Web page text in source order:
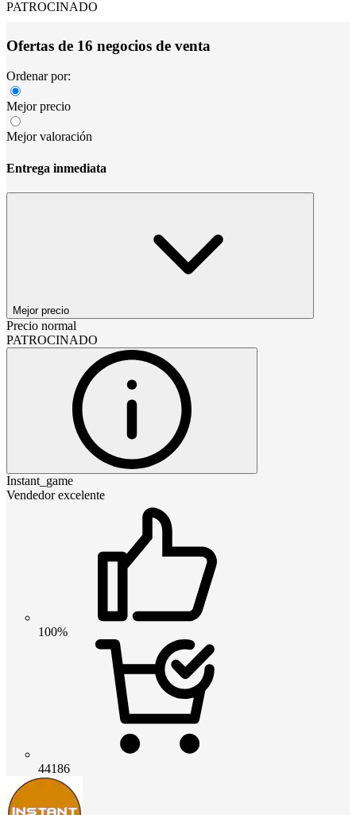
PATROCINADO
Ofertas de 16 negocios de venta
Ordenar por:
Mejor precio
Mejor valoración
Entrega inmediata
Mejor precio
Precio normal
PATROCINADO
Instant_game
Vendedor excelente
100%
44186